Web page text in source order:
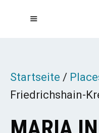
Startseite /
Friedrichshain-